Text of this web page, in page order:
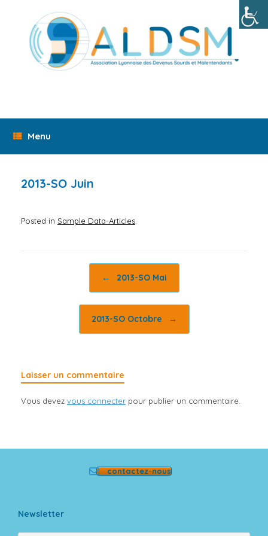
Menu
2013-SO Juin
Posted in Sample Data-Articles
← 2013-SO Mai
2013-SO Octobre →
Laisser un commentaire
Vous devez vous connecter pour publier un commentaire.
contactez-nous
Newsletter